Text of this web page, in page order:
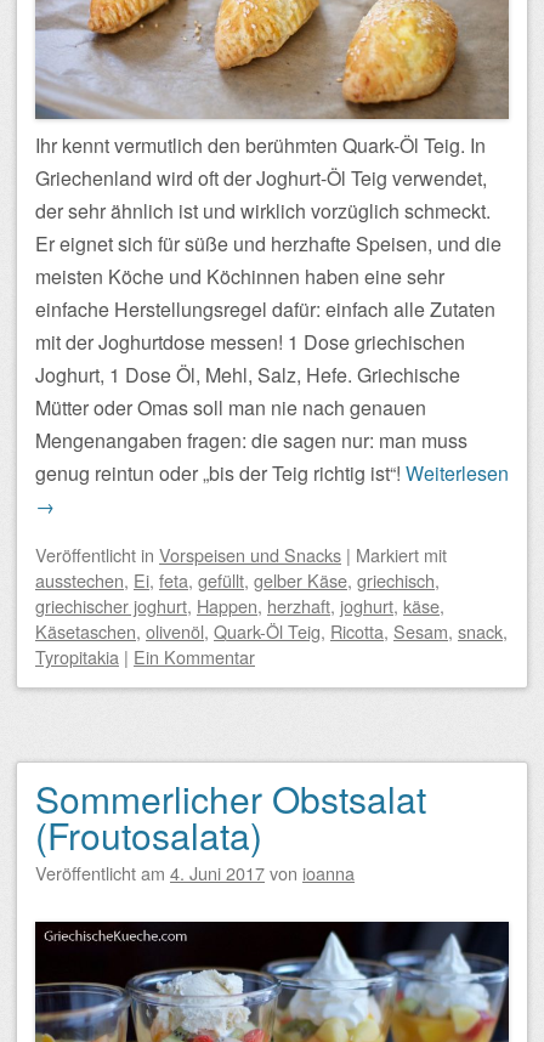
Ihr kennt vermutlich den berühmten Quark-Öl Teig. In
Griechenland wird oft der Joghurt-Öl Teig verwendet,
der sehr ähnlich ist und wirklich vorzüglich schmeckt.
Er eignet sich für süße und herzhafte Speisen, und die
meisten Köche und Köchinnen haben eine sehr
einfache Herstellungsregel dafür: einfach alle Zutaten
mit der Joghurtdose messen! 1 Dose griechischen
Joghurt, 1 Dose Öl, Mehl, Salz, Hefe. Griechische
Mütter oder Omas soll man nie nach genauen
Mengenangaben fragen: die sagen nur: man muss
genug reintun oder „bis der Teig richtig ist“! Weiterlesen
→
Veröffentlicht in Vorspeisen und Snacks | Markiert mit
ausstechen, Ei, feta, gefüllt, gelber Käse, griechisch,
griechischer joghurt, Happen, herzhaft, joghurt, käse,
Käsetaschen, olivenöl, Quark-Öl Teig, Ricotta, Sesam, snack,
Tyropitakia | Ein Kommentar
Sommerlicher Obstsalat
(Froutosalata)
Veröffentlicht am 4. Juni 2017von ioanna